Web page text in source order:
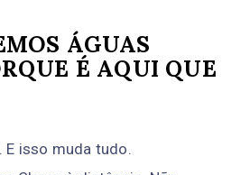
ÁGUAS
É AQUI QUE
isso muda tudo.